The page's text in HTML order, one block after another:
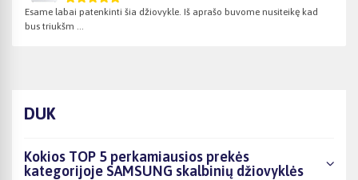
Esame labai patenkinti šia džiovykle. Iš aprašo buvome nusiteikę kad
bus triukšm ...
DUK
Kokios TOP 5 perkamiausios prekės
kategorijoje SAMSUNG skalbinių džiovyklės